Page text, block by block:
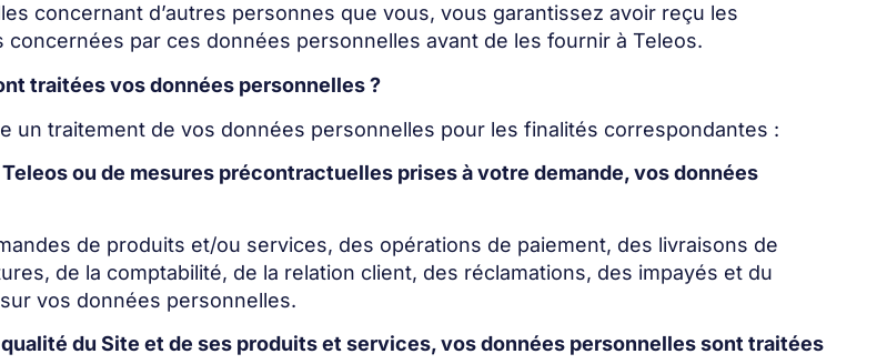
concernant d’autres personnes que vous, vous garantissez avoir reçu les
par ces données personnelles avant de les fournir à Teleos.
traitées vos données personnelles ?
un traitement de vos données personnelles pour les finalités correspondantes :
ou de mesures précontractuelles prises à votre demande, vos données
de produits et/ou services, des opérations de paiement, des livraisons de
de la comptabilité, de la relation client, des réclamations, des impayés et du
vos données personnelles.
du Site et de ses produits et services, vos données personnelles sont traitées